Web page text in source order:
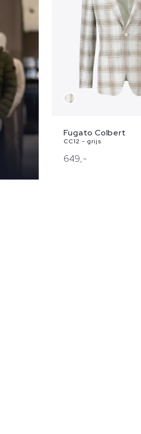
Fugato Colbert
CC12 - grijs
649,-